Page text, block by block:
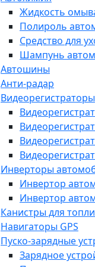
Жидкость
Полироль
Средство для
Шампунь
Автошины
Анти-радар
Видеорегистраторы
Инверторы
Инвертор
Инвертор
Канистры для
Навигаторы GPS
Пуско-зарядные
Зарядное